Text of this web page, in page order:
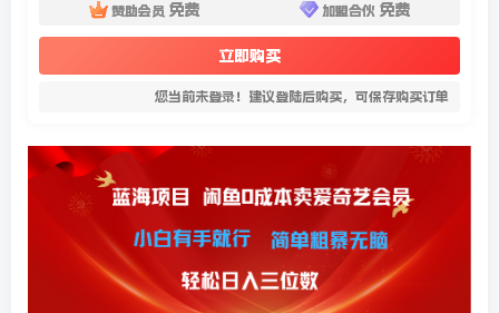
赞助会员 免费 加盟合伙 免费
立即购买
您当前未登录！建议登陆后购买，可保存购买订单